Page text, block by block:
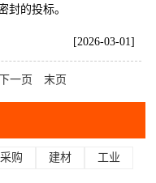
封的投标。
[2026-03-01]
一页 末页
购 建材 工业